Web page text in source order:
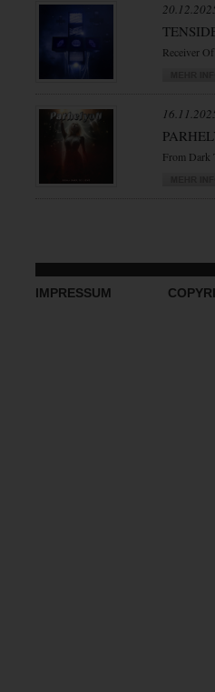
Receiver
From Dark
IMPRESSUM